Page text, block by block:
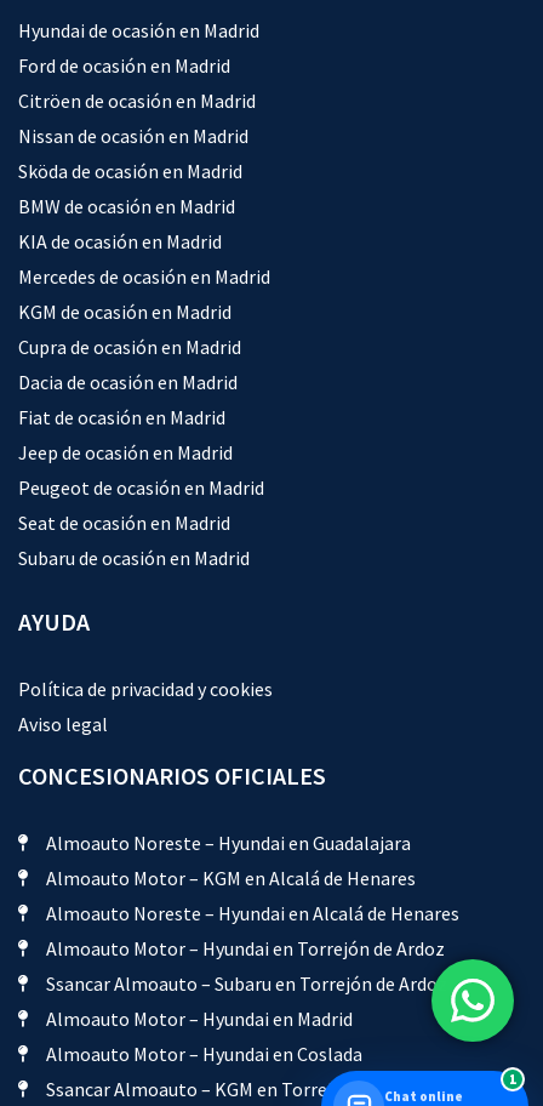
Hyundai de ocasión en Madrid
Ford de ocasión en Madrid
Citröen de ocasión en Madrid
Nissan de ocasión en Madrid
Sköda de ocasión en Madrid
BMW de ocasión en Madrid
KIA de ocasión en Madrid
Mercedes de ocasión en Madrid
KGM de ocasión en Madrid
Cupra de ocasión en Madrid
Dacia de ocasión en Madrid
Fiat de ocasión en Madrid
Jeep de ocasión en Madrid
Peugeot de ocasión en Madrid
Seat de ocasión en Madrid
Subaru de ocasión en Madrid
AYUDA
Política de privacidad y cookies
Aviso legal
CONCESIONARIOS OFICIALES
Almoauto Noreste – Hyundai en Guadalajara
Almoauto Motor – KGM en Alcalá de Henares
Almoauto Noreste – Hyundai en Alcalá de Henares
Almoauto Motor – Hyundai en Torrejón de Ardoz
Ssancar Almoauto – Subaru en Torrejón de Ardoz
Almoauto Motor – Hyundai en Madrid
Almoauto Motor – Hyundai en Coslada
Ssancar Almoauto – KGM en Torrejón de ArdozChat online
1